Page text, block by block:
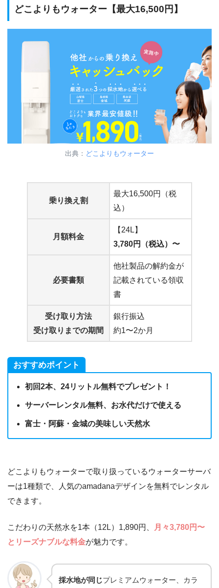
どこよりもウォーター【最大16,500円】
出典： どこよりもウォーター
乗り換え割
最大16,500円（税
込）
月額料金
【24L】
3,780円（税込）〜
必要書類
他社製品の解約金が
記載されている領収
書
受け取り方法
受け取りまでの期間
銀行振込
約1〜2か月
おすすめポイント
初回2本、24リットル無料でプレゼント！
サーバーレンタル無料、お水代だけで使える
富士・阿蘇・金城の美味しい天然水
どこよりもウォーターで取り扱っているウォーターサーバ
ーは1種類で、人気のamadanaデザインを無料でレンタル
できます。
こだわりの天然水を1本（12L）1,890円、
月々3,780円〜
とリーズナブルな料金が魅力です。
採水地が同じプレミアムウォーター、カラ